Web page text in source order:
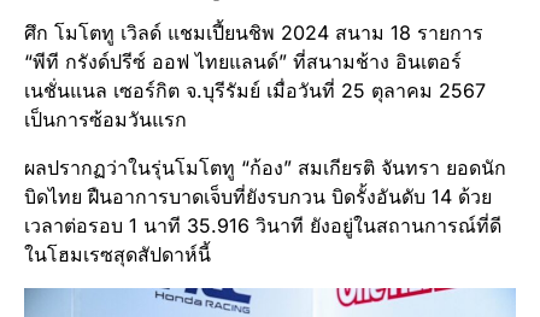
ศึก โมโตทู เวิลด์ แชมเปี้ยนชิพ 2024 สนาม 18 รายการ
“พีที กรังด์ปรีซ์ ออฟ ไทยแลนด์” ที่สนามช้าง อินเตอร์
เนชั่นแนล เซอร์กิต จ.บุรีรัมย์ เมื่อวันที่ 25 ตุลาคม 2567
เป็นการซ้อมวันแรก
ผลปรากฏว่าในรุ่นโมโตทู “ก้อง” สมเกียรติ จันทรา ยอดนัก
บิดไทย ฝืนอาการบาดเจ็บที่ยังรบกวน บิดรั้งอันดับ 14 ด้วย
เวลาต่อรอบ 1 นาที 35.916 วินาที ยังอยู่ในสถานการณ์ที่ดี
ในโฮมเรซสุดสัปดาห์นี้